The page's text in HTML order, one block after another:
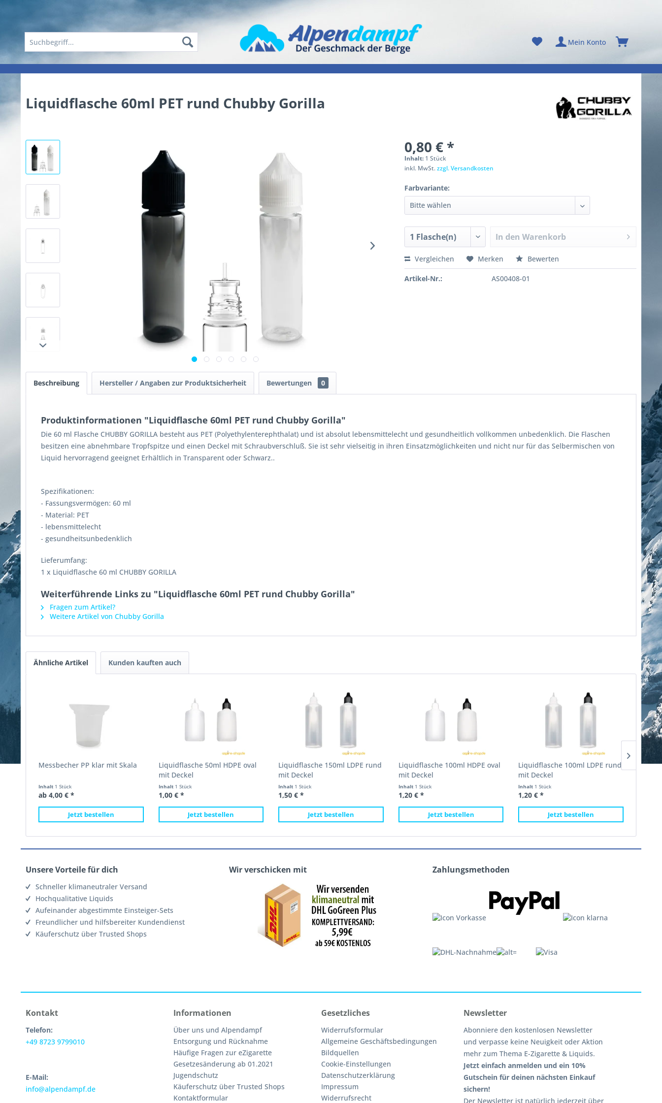
Mein Konto
Liquidflasche 60ml PET rund Chubby Gorilla
0,80 € *
Inhalt: 1 Stück
inkl. MwSt.zzgl. Versandkosten
Farbvariante:
In den Warenkorb
Vergleichen Merken Bewerten
Artikel-Nr.: AS00408-01
Beschreibung Hersteller / Angaben zur Produktsicherheit Bewertungen 0
Produktinformationen "Liquidflasche 60ml PET rund Chubby Gorilla"
Die 60 ml Flasche CHUBBY GORILLA besteht aus PET (Polyethylenterephthalat) und ist absolut lebensmittelecht und gesundheitlich vollkommen unbedenklich. Die Flaschen
besitzen eine abnehmbare Tropfspitze und einen Deckel mit Schraubverschluß. Sie ist sehr vielseitig in ihren Einsatzmöglichkeiten und nicht nur für das Selbermischen von
Liquid hervorragend geeignet Erhältlich in Transparent oder Schwarz..
Spezifikationen:
- Fassungsvermögen: 60 ml
- Material: PET
- lebensmittelecht
- gesundheitsunbedenklich
Lieferumfang:
1 x Liquidflasche 60 ml CHUBBY GORILLA
Weiterführende Links zu "Liquidflasche 60ml PET rund Chubby Gorilla"
Fragen zum Artikel?
Weitere Artikel von Chubby Gorilla
Ähnliche Artikel Kunden kauften auch
Messbecher PP klar mit Skala
Inhalt 1 Stück
ab 4,00 € *
Jetzt bestellen
Liquidflasche 50ml HDPE oval
mit Deckel
Inhalt 1 Stück
1,00 € *
Jetzt bestellen
Liquidflasche 150ml LDPE rund
mit Deckel
Inhalt 1 Stück
1,50 € *
Jetzt bestellen
Liquidflasche 100ml HDPE oval
mit Deckel
Inhalt 1 Stück
1,20 € *
Jetzt bestellen
Liquidflasche 100ml LDPE rund
mit Deckel
Inhalt 1 Stück
1,20 € *
Jetzt bestellen
Unsere Vorteile für dich
Schneller klimaneutraler Versand
Hochqualitative Liquids
Aufeinander abgestimmte Einsteiger-Sets
Freundlicher und hilfsbereiter Kundendienst
Käuferschutz über Trusted Shops
Wir verschicken mit Zahlungsmethoden
Kontakt
Telefon:
+49 8723 9799010
E-Mail:
info@alpendampf.de
Informationen
Über uns und Alpendampf
Entsorgung und Rücknahme
Häufige Fragen zur eZigarette
Gesetzesänderung ab 01.2021
Jugendschutz
Käuferschutz über Trusted Shops
Kontaktformular
Gesetzliches
Widerrufsformular
Allgemeine Geschäftsbedingungen
Bildquellen
Cookie-Einstellungen
Datenschutzerklärung
Impressum
Widerrufsrecht
Newsletter
Abonniere den kostenlosen Newsletter
und verpasse keine Neuigkeit oder Aktion
mehr zum Thema E-Zigarette & Liquids.
Jetzt einfach anmelden und ein 10%
Gutschein für deinen nächsten Einkauf
sichern!
Der Newsletter ist natürlich jederzeit über